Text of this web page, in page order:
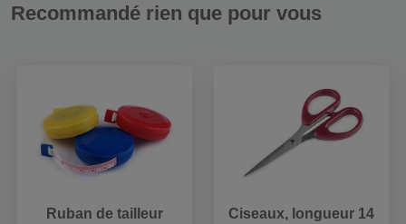
Recommandé rien que pour vous
Ruban de tailleur
Ciseaux, longueur 14